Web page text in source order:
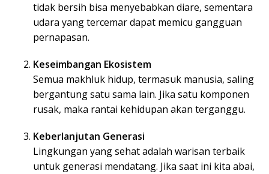
tidak bersih bisa menyebabkan diare, sementara
udara yang tercemar dapat memicu gangguan
pernapasan.
Keseimbangan Ekosistem
Semua makhluk hidup, termasuk manusia, saling
bergantung satu sama lain. Jika satu komponen
rusak, maka rantai kehidupan akan terganggu.
Keberlanjutan Generasi
Lingkungan yang sehat adalah warisan terbaik
untuk generasi mendatang. Jika saat ini kita abai,